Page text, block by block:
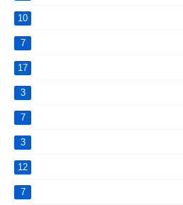
10
7
17
3
7
3
12
7